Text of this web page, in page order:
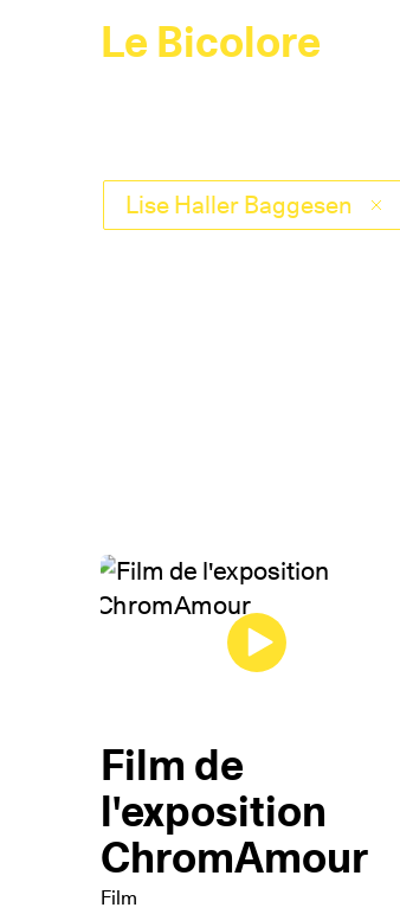
Le Bicolore
Lise Haller Baggesen
Film de
l'exposition
ChromAmour
Film